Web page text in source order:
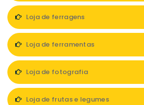
Loja de ferragens
Loja de ferramentas
Loja de fotografia
Loja de frutas e legumes